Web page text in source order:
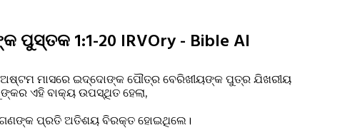
1:1-20 IRVOry - Bible AI
ଅଷ୍ଟମ ମାସରେ ଇଦ୍ଦୋଙ୍କ ପୌତ୍ର ବେରିଖୀୟଙ୍କ ପୁତ୍ର ଯିଖରୀୟ
ଏହି ବାକ୍ୟ ଉପସ୍ଥିତ ହେଲା,
ପ୍ରତି ଅତିଶୟ ବିରକ୍ତ ହୋଇଥିଲେ।